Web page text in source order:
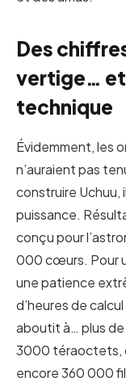
Des
vertige… et
technique
Évidemment, les
n’auraient pas
construire Uchuu,
puissance.
conçu pour
000 cœurs. Pour
une patience
d’heures de
aboutit à… plus
3000 téraoctets,
encore 360 000